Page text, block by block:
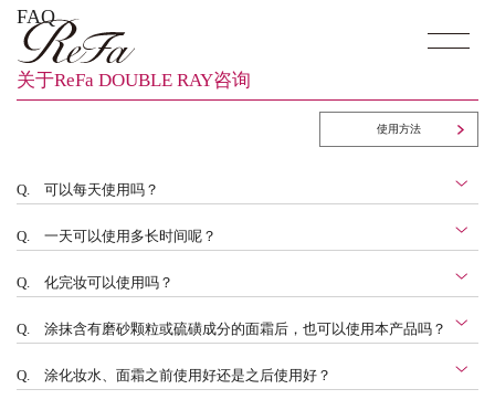
FAQ
关于ReFa DOUBLE RAY咨询
使用方法
Q. 可以每天使用吗？
Q. 一天可以使用多长时间呢？
Q. 化完妆可以使用吗？
Q. 涂抹含有磨砂颗粒或硫磺成分的面霜后，也可以使用本产品吗？
Q. 涂化妆水、面霜之前使用好还是之后使用好？